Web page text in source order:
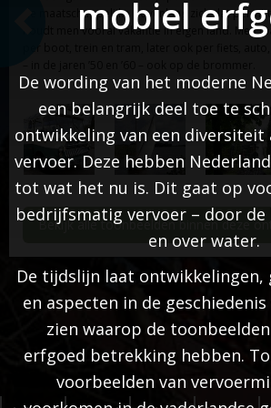
mobiel
De wording van het moderne
een belangrijk deel toe te
ontwikkeling van een diversiteit
vervoer. Deze hebben
tot wat het nu is. Dit gaat op
bedrijfsmatig vervoer – door
en over water.
De tijdslijn laat ontwikkelingen,
en aspecten in de
zien waarop de
erfgoed betrekking hebben.
voorbeelden van
de maatschappelijke bovenlaag zich dat
houdt men vooral vakantie in eigen land. Men
Bekijk alle toonbeelden binnen deze